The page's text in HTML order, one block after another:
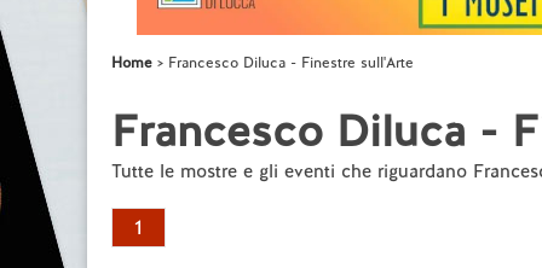
Home Francesco Diluca - Finestre sull'Arte
Francesco Diluca -
Tutte le mostre e gli eventi che riguardano
1